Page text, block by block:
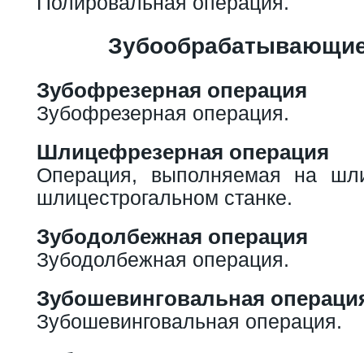
Зубофрезерная операция
Зубофрезерная операция.
Шлицефрезерная операция
Операция, выполняемая на
шлицестрогальном станке.
Зубодолбежная операция
Зубодолбежная операция.
Зубошевинговальная
Зубошевинговальная операция.